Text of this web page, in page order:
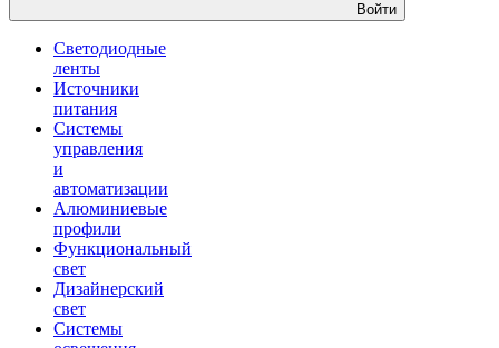
Войти
Светодиодные
ленты
Источники
питания
Системы
управления
и
автоматизации
Алюминиевые
профили
Функциональный
свет
Дизайнерский
свет
Системы